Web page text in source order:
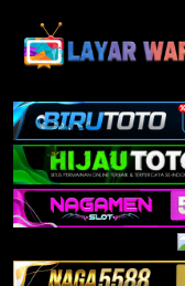
content